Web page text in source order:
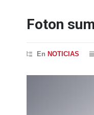
Foton
En NOTICIAS